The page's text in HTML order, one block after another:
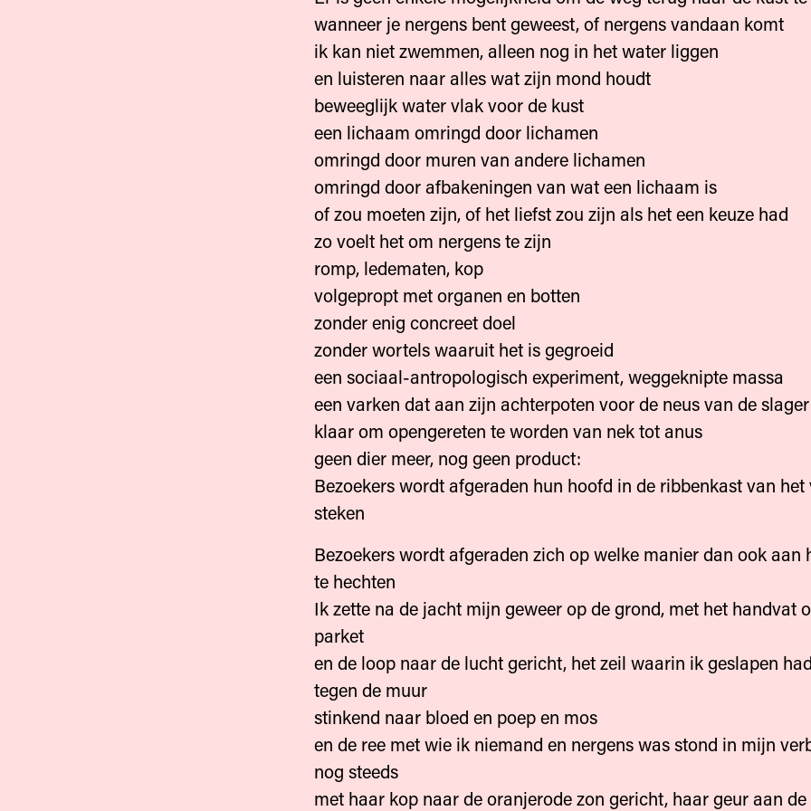
wanneer je nergens bent geweest, of nergens vandaan komt
ik kan niet zwemmen, alleen nog in het water liggen
en luisteren naar alles wat zijn mond houdt
beweeglijk water vlak voor de kust
een lichaam omringd door lichamen
omringd door muren van andere lichamen
omringd door afbakeningen van wat een lichaam is
of zou moeten zijn, of het liefst zou zijn als het een keuze had
zo voelt het om nergens te zijn
romp, ledematen, kop
volgepropt met organen en botten
zonder enig concreet doel
zonder wortels waaruit het is gegroeid
een sociaal-antropologisch experiment, weggeknipte massa
een varken dat aan zijn achterpoten voor de neus van de
klaar om opengereten te worden van nek tot anus
geen dier meer, nog geen product:
Bezoekers wordt afgeraden hun hoofd in de ribbenkast van het
steken
Bezoekers wordt afgeraden zich op welke manier dan ook aan
te hechten
Ik zette na de jacht mijn geweer op de grond, met het handvat
parket
en de loop naar de lucht gericht, het zeil waarin ik geslapen
tegen de muur
stinkend naar bloed en poep en mos
en de ree met wie ik niemand en nergens was stond in mijn
nog steeds
met haar kop naar de oranjerode zon gericht, haar geur aan